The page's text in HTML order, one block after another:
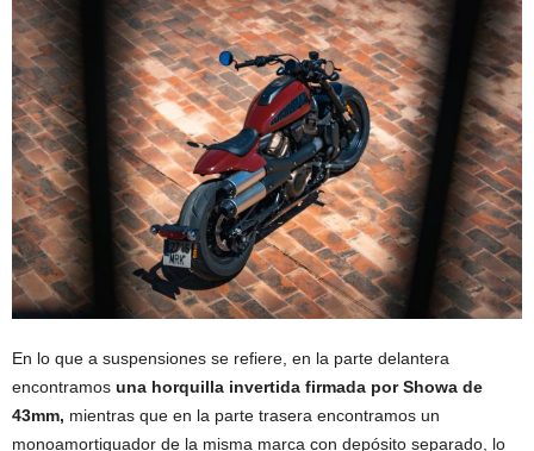
En lo que a suspensiones se refiere, en la parte delantera
encontramos una horquilla invertida firmada por Showa de
43mm, mientras que en la parte trasera encontramos un
monoamortiguador de la misma marca con depósito separado, lo